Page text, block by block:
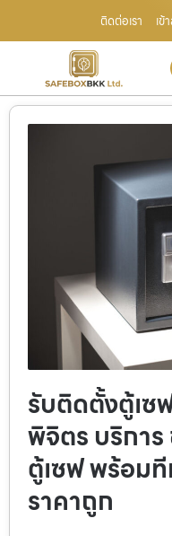
ติดต่อเรา เข้
รับติดตั้งตู้เซ
พิจิตร บริกา
ตู้เซฟ พร้อม
ราคาถูก